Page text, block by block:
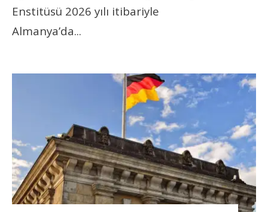
Enstitüsü 2026 yılı itibariyle
Almanya’da...